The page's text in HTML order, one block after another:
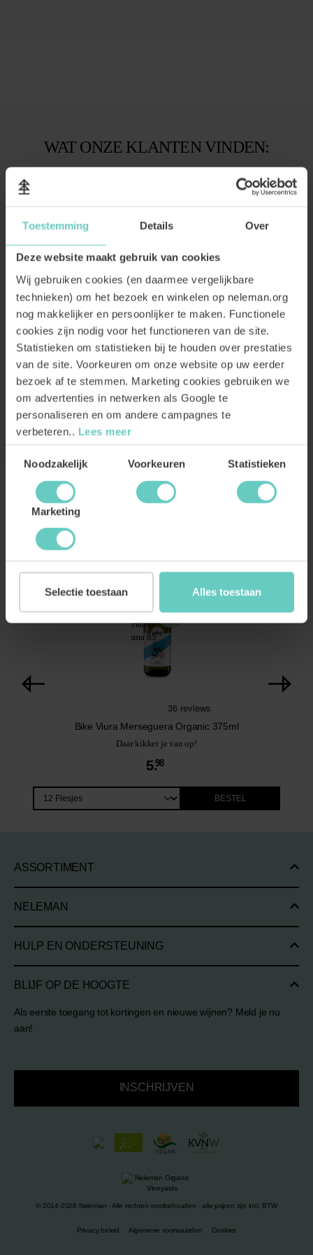
Toestemming Details Over
Deze website maakt gebruik van cookies
Wij gebruiken cookies (en daarmee vergelijkbare
technieken) om het bezoek en winkelen op neleman.org
nog makkelijker en persoonlijker te maken. Functionele
cookies zijn nodig voor het functioneren van de site.
Statistieken om statistieken bij te houden over prestaties
van de site. Voorkeuren om onze website op uw eerder
bezoek af te stemmen. Marketing cookies gebruiken we
om advertenties in netwerken als Google te
personaliseren en om andere campagnes te
verbeteren.. Lees meer
Toestemmingsselectie
Noodzakelijk Voorkeuren Statistieken
Marketing
Alles toestaan
Selectie toestaan
WAT ONZE KLANTEN VINDEN:
Bike Viura Merseguera Organic 375ml
Daar kikker je van op!
5.98
BESTEL
ASSORTIMENT
NELEMAN
HULP EN ONDERSTEUNING
BLIJF OP DE HOOGTE
Als eerste toegang tot kortingen en nieuwe wijnen? Meld je nu
aan!
INSCHRIJVEN
© 2014-2026 Neleman - Alle rechten voorbehouden - alle prijzen zijn incl. BTW
Privacy beleid Algemene voorwaarden Cookies